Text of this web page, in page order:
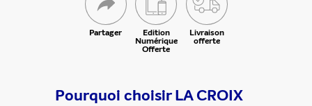
Partager Edition
Numérique
Offerte
Livraison
offerte
Pourquoi choisir LA CROIX